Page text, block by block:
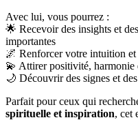
Avec lui, vous pourrez :
🌟 Recevoir des insights et
importantes
🌌 Renforcer votre intuition
💫 Attirer positivité, harmonie
🌙 Découvrir des signes et
Parfait pour ceux qui
spirituelle et inspiration, cet